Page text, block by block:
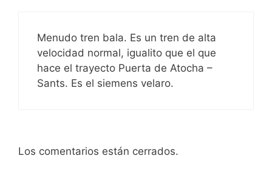
Menudo tren bala. Es un tren de alta
velocidad normal, igualito que el que
hace el trayecto Puerta de Atocha –
Sants. Es el siemens velaro.
Los comentarios están cerrados.